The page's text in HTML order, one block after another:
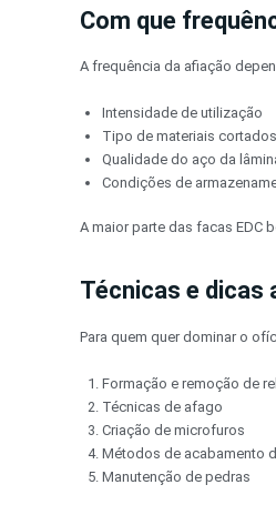
Com que
A frequência da afiação
Intensidade de utilização
Tipo de materiais cortados
Qualidade do aço da
Condições de
A maior parte das facas EDC
Técnicas e dicas
Para quem quer dominar o
Formação e remoção de
Técnicas de afago
Criação de microfuros
Métodos de acabamento
Manutenção de pedras